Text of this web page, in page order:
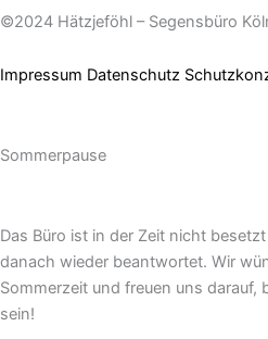
©2024 Hätzjeföhl – Segensbüro
Impressum Datenschutz
Sommerpause
Das Büro ist in der Zeit nicht
danach wieder beantwortet. Wir
Sommerzeit und freuen uns darauf,
sein!